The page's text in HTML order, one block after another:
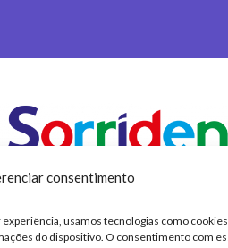
consentimento
usamos tecnologias como cookies
do dispositivo. O consentimento com
– RT: Dra Flávia Cristina Reis Augusto